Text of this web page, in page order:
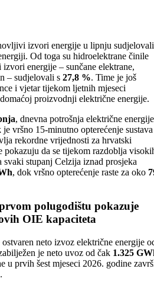
izvori energije u lipnju
Od toga su hidroelektrane činile
energije – sunčane elektrane,
– sudjelovali s 27,8 %. Time je još
i vjetar tijekom ljetnih mjeseci
proizvodnji električne energije.
, dnevna potrošnja električne energije
je vršno 15-minutno opterećenje sustava
rekordne vrijednosti za hrvatski
pokazuju da se tijekom razdoblja
svaki stupanj Celzija iznad prosjeka
, dok vršno opterećenje raste za oko
polugodištu pokazuje
OIE kapaciteta
neto izvoz električne energije
je neto uvoz od čak 1.325
u prvih šest mjeseci 2026. godine
.